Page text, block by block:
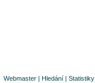
Webmaster | Hledání | Statistiky